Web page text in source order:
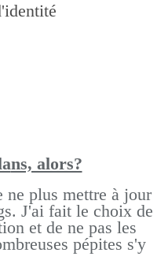
ns, alors?
ne plus mettre à jour
J'ai fait le choix de
et de ne pas les
pépites s'y